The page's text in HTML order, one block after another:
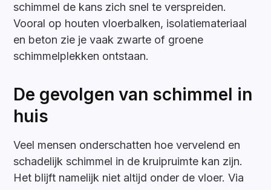
schimmel de kans zich snel te verspreiden.
Vooral op houten vloerbalken, isolatiemateriaal
en beton zie je vaak zwarte of groene
schimmelplekken ontstaan.
De gevolgen van schimmel in
huis
Veel mensen onderschatten hoe vervelend en
schadelijk schimmel in de kruipruimte kan zijn.
Het blijft namelijk niet altijd onder de vloer. Via